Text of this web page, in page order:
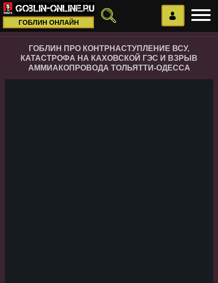
ГОБЛИН ОНЛАЙН
ГОБЛИН ПРО КОНТРНАСТУПЛЕНИЕ ВСУ,
КАТАСТРОФА НА КАХОВСКОЙ ГЭС И ВЗРЫВ
АММИАКОПРОВОДА ТОЛЬЯТТИ-ОДЕССА